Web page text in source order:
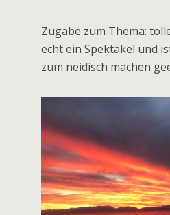
Monemvasia. Unser
Bild, das ist nur ein alter
in der Nacht 30min lang,
nächsten Morgen
vor meinen Füßen auf
am Bauch gekrault